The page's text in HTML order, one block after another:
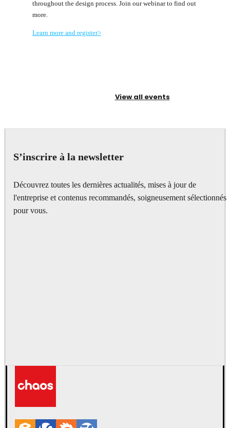
throughout the design process. Join our webinar to find out
more.
Learn more and register>
View all events
S’inscrire à la newsletter
Découvrez toutes les dernières actualités, mises à jour de
l'entreprise et contenus recommandés, soigneusement sélectionnés
pour vous.